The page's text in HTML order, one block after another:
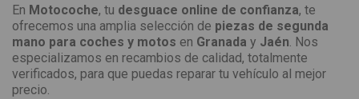
En Motocoche, tu desguace online de confianza, te
ofrecemos una amplia selección de piezas de segunda
mano para coches y motos en Granada y Jaén. Nos
especializamos en recambios de calidad, totalmente
verificados, para que puedas reparar tu vehículo al mejor
precio.